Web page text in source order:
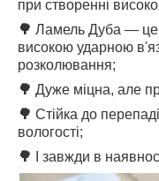
при створенні
🌳 Ламель Дуба — це
високою ударною
розколювання;
🌳 Дуже міцна, але
🌳 Стійка до
вологості;
🌳
І завжди в